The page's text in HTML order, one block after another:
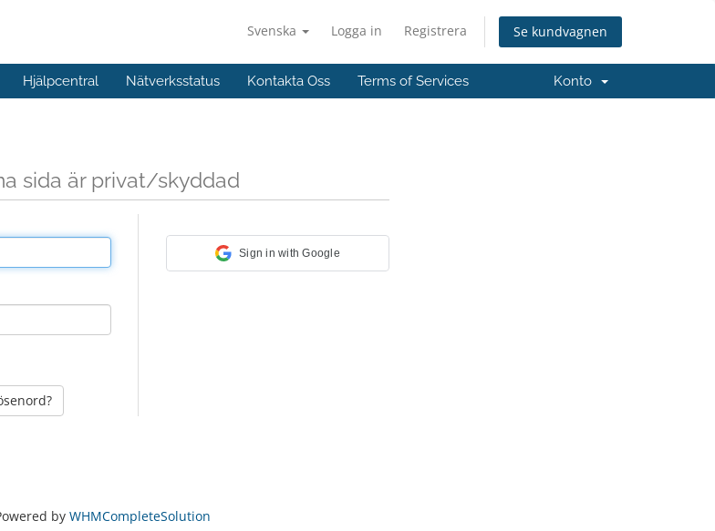
Svenska Logga in Registrera Se kundvagnen
Hjälpcentral Nätverksstatus Kontakta Oss Terms of Services Konto
sida är privat/skyddad
Sign in with Google
by WHMCompleteSolution